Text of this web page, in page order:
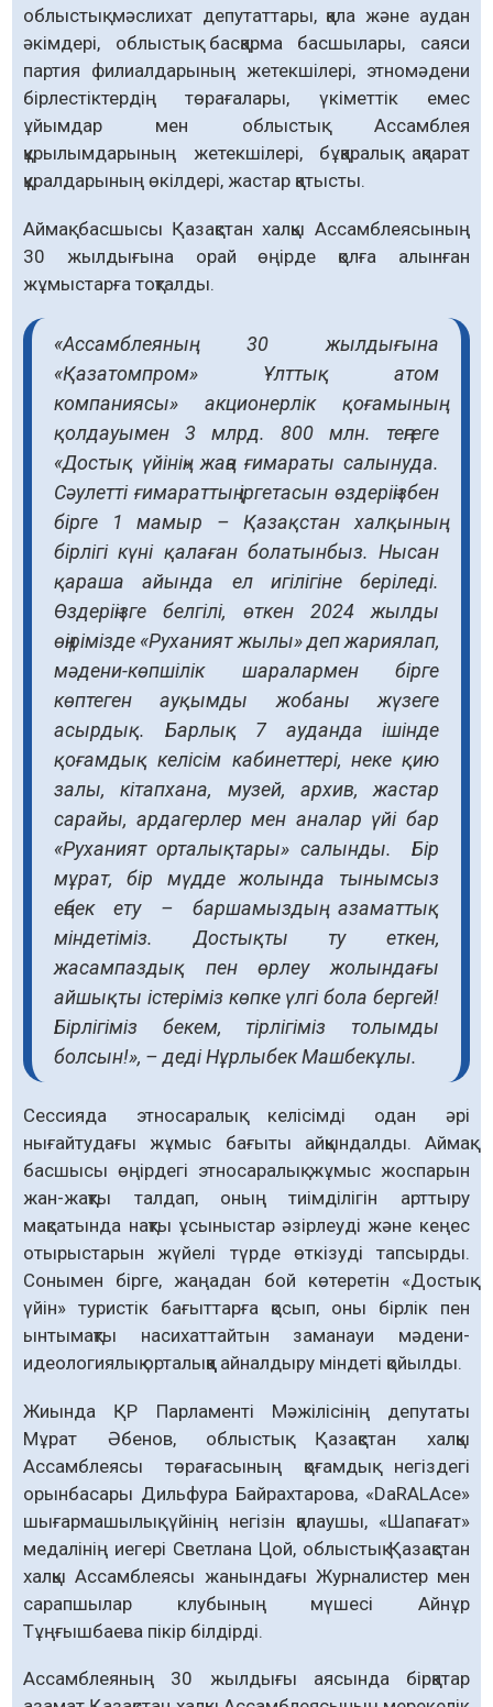
облыстық мәслихат депутаттары, қала және аудан
әкімдері, облыстық басқарма басшылары, саяси
партия филиалдарының жетекшілері, этномәдени
бірлестіктердің төрағалары, үкіметтік емес
ұйымдар мен облыстық Ассамблея
құрылымдарының жетекшілері, бұқаралық ақпарат
құралдарының өкілдері, жастар қатысты.
Аймақ басшысы Қазақстан халқы Ассамблеясының
30 жылдығына орай өңірде қолға алынған
жұмыстарға тоқталды.
«Ассамблеяның 30 жылдығына
«Қазатомпром» Ұлттық атом
компаниясы» акционерлік қоғамының
қолдауымен 3 млрд. 800 млн. теңгеге
«Достық үйінің» жаңа ғимараты салынуда.
Сәулетті ғимараттың іргетасын өздеріңізбен
бірге 1 мамыр – Қазақстан халқының
бірлігі күні қалаған болатынбыз. Нысан
қараша айында ел игілігіне беріледі.
Өздеріңізге белгілі, өткен 2024 жылды
өңірімізде «Руханият жылы» деп жариялап,
мәдени-көпшілік шаралармен бірге
көптеген ауқымды жобаны жүзеге
асырдық. Барлық 7 ауданда ішінде
қоғамдық келісім кабинеттері, неке қию
залы, кітапхана, музей, архив, жастар
сарайы, ардагерлер мен аналар үйі бар
«Руханият орталықтары» салынды. Бір
мұрат, бір мүдде жолында тынымсыз
еңбек ету – баршамыздың азаматтық
міндетіміз. Достықты ту еткен,
жасампаздық пен өрлеу жолындағы
айшықты істеріміз көпке үлгі бола бергей!
Бірлігіміз бекем, тірлігіміз толымды
болсын!», – деді Нұрлыбек Машбекұлы.
Сессияда этносаралық келісімді одан әрі
нығайтудағы жұмыс бағыты айқындалды. Аймақ
басшысы өңірдегі этносаралық жұмыс жоспарын
жан-жақты талдап, оның тиімділігін арттыру
мақсатында нақты ұсыныстар әзірлеуді және кеңес
отырыстарын жүйелі түрде өткізуді тапсырды.
Сонымен бірге, жаңадан бой көтеретін «Достық
үйін» туристік бағыттарға қосып, оны бірлік пен
ынтымақты насихаттайтын заманауи мәдени-
идеологиялық орталыққа айналдыру міндеті қойылды.
Жиында ҚР Парламенті Мәжілісінің депутаты
Мұрат Әбенов, облыстық Қазақстан халқы
Ассамблеясы төрағасының қоғамдық негіздегі
орынбасары Дильфура Байрахтарова, «DaRALAce»
шығармашылық үйінің негізін қалаушы, «Шапағат»
медалінің иегері Светлана Цой, облыстық Қазақстан
халқы Ассамблеясы жанындағы Журналистер мен
сарапшылар клубының мүшесі Айнұр
Тұңғышбаева пікір білдірді.
Ассамблеяның 30 жылдығы аясында бірқатар